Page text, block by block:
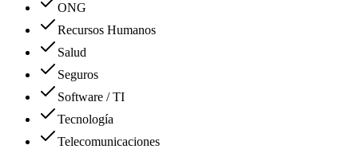
ONG
Recursos Humanos
Salud
Seguros
Software / TI
Tecnología
Telecomunicaciones